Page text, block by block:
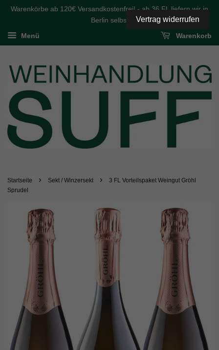
Warenkörbe ab 120€ Versandkostenfrei! - ab 36 FL liefern wir in
Berlin selbst
Menü Warenkorb
Startseite › Sekt / Winzersekt ›
3 FL Vorteilspaket Weingut Gröhl
Sprudel
Vertrag widerrufen